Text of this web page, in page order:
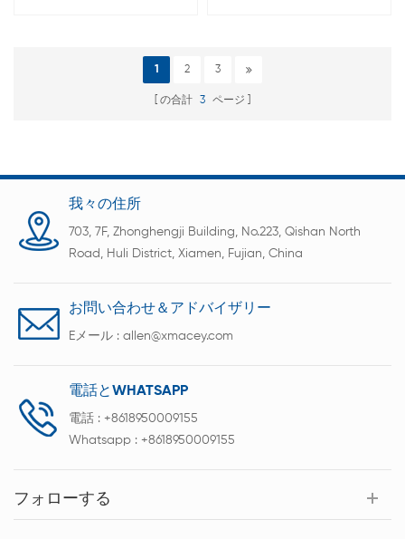
1 2 3
の合計 3 ページ
我々の住所
703, 7F, Zhonghengji Building, No.223, Qishan North
Road, Huli District, Xiamen, Fujian, China
お問い合わせ＆アドバイザリー
Eメール : allen@xmacey.com
電話とWHATSAPP
電話 : +8618950009155
Whatsapp : +8618950009155
フォローする